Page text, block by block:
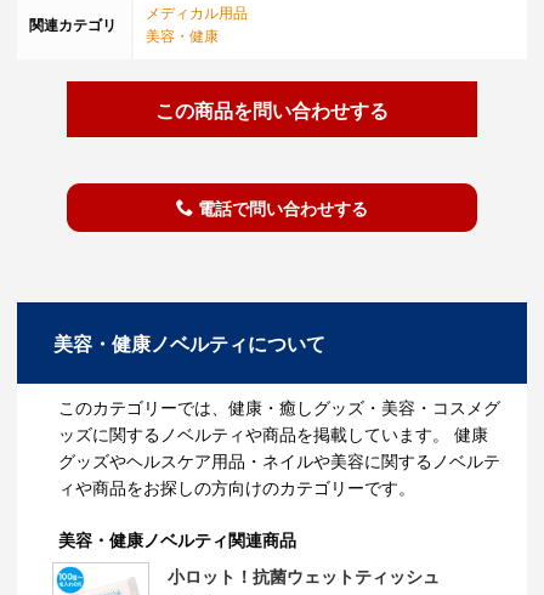
関連カテゴリ
メディカル用品
美容・健康
この商品を問い合わせする
電話で問い合わせする
美容・健康ノベルティについて
このカテゴリーでは、健康・癒しグッズ・美容・コスメグ
ッズに関するノベルティや商品を掲載しています。 健康
グッズやヘルスケア用品・ネイルや美容に関するノベルテ
ィや商品をお探しの方向けのカテゴリーです。
美容・健康ノベルティ関連商品
小ロット！抗菌ウェットティッシュ